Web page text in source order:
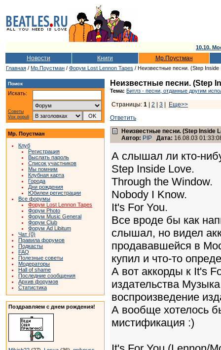
10.10.
Новости Книги Мр.Поустман
Главная / Мр.Поустман / Форум Lost Lennon Tapes / Неизвестные песни. (Step
Поиск
Искать:
Советы
Vox populi
Мр. Поустман
Клуб
Регистрация
Выслать пароль
Список участников
Мы помним
Клубная карта
Города
Дни рождения
Юбилеи регистрации
Все форумы
Форум Lost Lennon Tapes
Форум Photo
Форум Music General
Форум Club
Форум Ad Libitum
Чат (0)
Правила форумов
Подкасты
FAQ
Полезные советы
Модераторы
Hall of shame
Последние сообщения
Архив форумов
Статистика
Поздравляем с днем рождения!
Неизвестные песни. (Step
Тема: Битлз - песни, отданные другим
Страницы: 1 2 3
Еще>>
Ответить
Неизвестные песни. (Step Inside
Автор: PIP Дата: 16.08.03
А слышал ли кто-
Step Inside Love.
Through the Window.
Nobody I Know.
It's For You.
Все вроде бы как
слышал, но видел
продававшейся в
купил и что-то
А вот аккорды к It's
издательства
воспроизведение
А вообще хотелось
мистификация :)